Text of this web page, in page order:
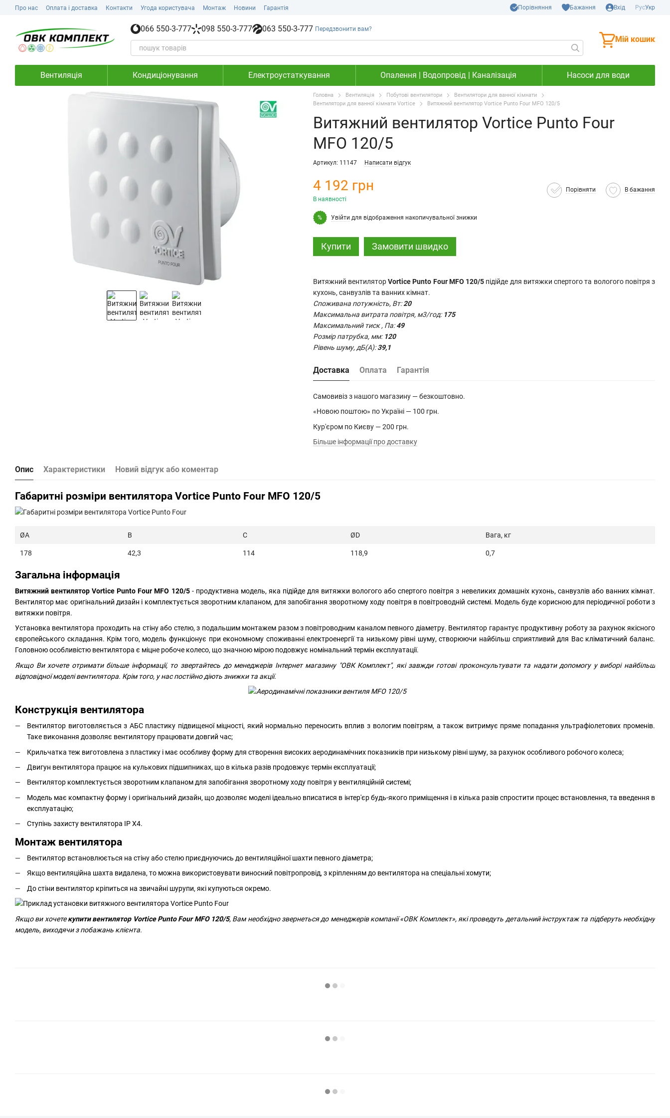
Перейти до основного контенту
Про нас Оплата і доставка Контакти Угода користувача Монтаж Новини Гарантія Порівняння Бажання Вхід РусУкр
066 550-3-777 098 550-3-777 063 550-3-777 Передзвонити вам?
Мій кошик
Вентиляція Кондиціонування Електроустаткування Опалення | Водопровід | Каналізація Насоси для води
Головна Вентиляція Побутові вентилятори
Вентилятори для ванної кімнати
Вентилятори для ванної кімнати Vortice
Витяжний вентилятор Vortice Punto Four MFO 120/5
Витяжний вентилятор Vortice Punto Four
MFO 120/5
Артикул: 11147 Написати відгук
4 192 грн
В наявності
Порівняти В бажання
% Увійти для відображення накопичувальної знижки
Купити Замовити швидко
Витяжний вентиляторVortice Punto Four MFO 120/5 підійде для витяжки спертого та вологого повітря з
кухонь, санвузлів та ванних кімнат.
Споживана потужність, Вт:20
Максимальна витрата повітря, м3/год: 175
Максимальний тиск , Па:49
Розмір патрубка, мм: 120
Рівень шуму, дБ(А):39,1
Доставка Оплата Гарантія
Самовивіз з нашого магазину — безкоштовно.
«Новою поштою» по Україні — 100 грн.
Кур'єром по Києву — 200 грн.
Більше інформації про доставку
Опис Характеристики Новий відгук або коментар
Габаритні розміри вентилятора Vortice Punto Four MFO 120/5
ØA B C ØD Вага, кг
178 42,3 114 118,9 0,7
Загальна інформація
Витяжний вентилятор Vortice Punto Four MFO 120/5- продуктивна модель, яка підійде для витяжки вологого або спертого повітря з невеликих домашніх кухонь, санвузлів або ванних кімнат.
Вентилятор має оригінальний дизайн і комплектується зворотним клапаном, для запобігання зворотному ходу повітря в повітроводній системі. Модель буде корисною для періодичної роботи з
витяжки повітря.
Установка вентилятора проходить на стіну або стелю, з подальшим монтажем разом з повітроводним каналом певного діаметру. Вентилятор гарантує продуктивну роботу за рахунок якісного
європейського складання. Крім того, модель функціонує при економному споживанні електроенергії та низькому рівні шуму, створюючи найбільш сприятливий для Вас кліматичний баланс.
Головною особливістю вентилятора є міцне робоче колесо, що значною мірою подовжує номінальний термін експлуатації.
Якщо Ви хочете отримати більше інформації, то звертайтесь до менеджерів Інтернет магазину "ОВК Комплект", які завжди готові проконсультувати та надати допомогу у виборі найбільш
відповідної моделі вентилятора. Крім того, у нас постійно діють знижки та акції.
Конструкція вентилятора
Вентилятор виготовляється з АБС пластику підвищеної міцності, який нормально переносить вплив з вологим повітрям, а також витримує пряме попадання ультрафіолетових променів.
Таке виконання дозволяє вентилятору працювати довгий час;
Крильчатка теж виготовлена ​​з пластику і має особливу форму для створення високих аеродинамічних показників при низькому рівні шуму, за рахунок особливого робочого колеса;
Двигун вентилятора працює на кулькових підшипниках, що в кілька разів продовжує термін експлуатації;
Вентилятор комплектується зворотним клапаном для запобігання зворотному ходу повітря у вентиляційній системі;
Модель має компактну форму і оригінальний дизайн, що дозволяє моделі ідеально вписатися в інтер'єр будь-якого приміщення і в кілька разів спростити процес встановлення, та введення в
експлуатацію;
Ступінь захисту вентилятора IP X4.
Монтаж вентилятора
Вентилятор встановлюється на стіну або стелю приєднуючись до вентиляційної шахти певного діаметра;
Якщо вентиляційна шахта видалена, то можна використовувати виносний повітропровід, з кріпленням до вентилятора на спеціальні хомути;
До стіни вентилятор кріпиться на звичайні шурупи, які купуються окремо.
Якщо ви хочетекупити вентилятор Vortice Punto Four MFO 120/5, Вам необхідно звернеться до менеджерів компанії «ОВК Комплект», які проведуть детальний інструктаж та підберуть необхідну
модель, виходячи з побажань клієнта.